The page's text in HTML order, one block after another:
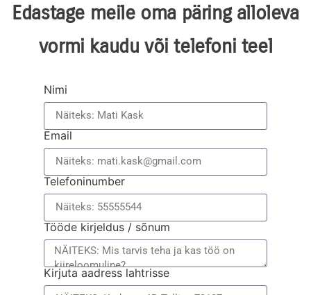
Edastage meile oma päring alloleva
vormi kaudu või telefoni teel
Nimi
Email
Telefoninumber
Tööde kirjeldus / sõnum
Kirjuta aadress lahtrisse